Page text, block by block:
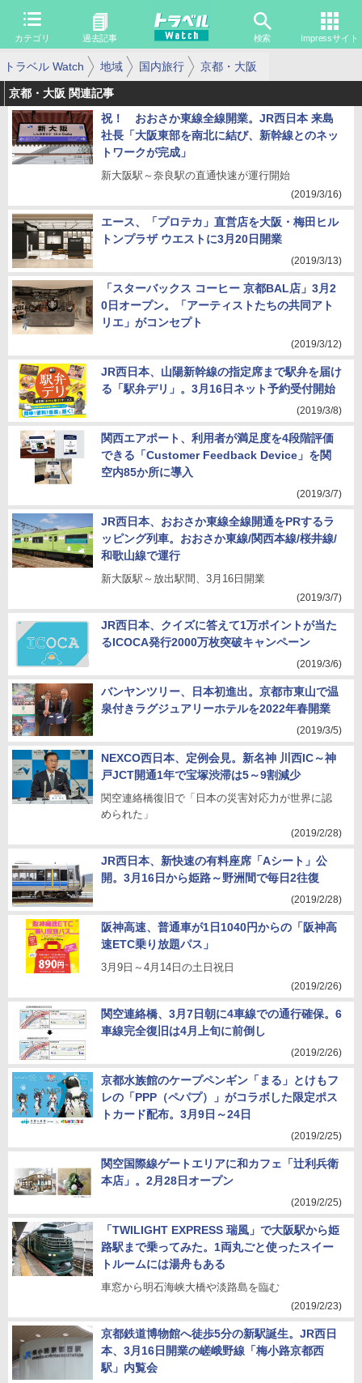
カテゴリ 過去記事 検索 Impressサイト
トラベル Watch 地域 国内旅行 京都・大阪
京都・大阪 関連記事
祝！ おおさか東線全線開業。JR西日本 来島
社長「大阪東部を南北に結び、新幹線とのネッ
トワークが完成」
新大阪駅～奈良駅の直通快速が運行開始
(2019/3/16)
エース、「プロテカ」直営店を大阪・梅田ヒル
トンプラザ ウエストに3月20日開業
(2019/3/13)
「スターバックス コーヒー 京都BAL店」3月2
0日オープン。「アーティストたちの共同アト
リエ」がコンセプト
(2019/3/12)
JR西日本、山陽新幹線の指定席まで駅弁を届け
る「駅弁デリ」。3月16日ネット予約受付開始
(2019/3/8)
関西エアポート、利用者が満足度を4段階評価
できる「Customer Feedback Device」を関
空内85か所に導入
(2019/3/7)
JR西日本、おおさか東線全線開通をPRするラ
ッピング列車。おおさか東線/関西本線/桜井線/
和歌山線で運行
新大阪駅～放出駅間、3月16日開業
(2019/3/7)
JR西日本、クイズに答えて1万ポイントが当た
るICOCA発行2000万枚突破キャンペーン
(2019/3/6)
バンヤンツリー、日本初進出。京都市東山で温
泉付きラグジュアリーホテルを2022年春開業
(2019/3/5)
NEXCO西日本、定例会見。新名神 川西IC～神
戸JCT開通1年で宝塚渋滞は5～9割減少
関空連絡橋復旧で「日本の災害対応力が世界に認
められた」
(2019/2/28)
JR西日本、新快速の有料座席「Aシート」公
開。3月16日から姫路～野洲間で毎日2往復
(2019/2/28)
阪神高速、普通車が1日1040円からの「阪神高
速ETC乗り放題パス」
3月9日～4月14日の土日祝日
(2019/2/26)
関空連絡橋、3月7日朝に4車線での通行確保。6
車線完全復旧は4月上旬に前倒し
(2019/2/26)
京都水族館のケープペンギン「まる」とけもフ
レの「PPP（ペパプ）」がコラボした限定ポス
トカード配布。3月9日～24日
(2019/2/25)
関空国際線ゲートエリアに和カフェ「辻利兵衛
本店」。2月28日オープン
(2019/2/25)
「TWILIGHT EXPRESS 瑞風」で大阪駅から姫
路駅まで乗ってみた。1両丸ごと使ったスイー
トルームには湯舟もある
車窓から明石海峡大橋や淡路島を臨む
(2019/2/23)
京都鉄道博物館へ徒歩5分の新駅誕生。JR西日
本、3月16日開業の嵯峨野線「梅小路京都西
駅」内覧会